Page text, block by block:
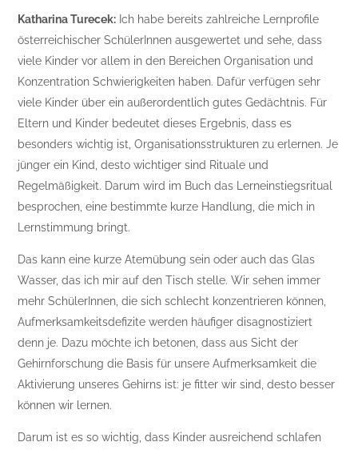
Katharina Turecek: Ich habe bereits zahlreiche Lernprofile
österreichischer SchülerInnen ausgewertet und sehe, dass
viele Kinder vor allem in den Bereichen Organisation und
Konzentration Schwierigkeiten haben. Dafür verfügen sehr
viele Kinder über ein außerordentlich gutes Gedächtnis. Für
Eltern und Kinder bedeutet dieses Ergebnis, dass es
besonders wichtig ist, Organisationsstrukturen zu erlernen. Je
jünger ein Kind, desto wichtiger sind Rituale und
Regelmäßigkeit. Darum wird im Buch das Lerneinstiegsritual
besprochen, eine bestimmte kurze Handlung, die mich in
Lernstimmung bringt.
Das kann eine kurze Atemübung sein oder auch das Glas
Wasser, das ich mir auf den Tisch stelle. Wir sehen immer
mehr SchülerInnen, die sich schlecht konzentrieren können,
Aufmerksamkeitsdefizite werden häufiger disagnostiziert
denn je. Dazu möchte ich betonen, dass aus Sicht der
Gehirnforschung die Basis für unsere Aufmerksamkeit die
Aktivierung unseres Gehirns ist: je fitter wir sind, desto besser
können wir lernen.
Darum ist es so wichtig, dass Kinder ausreichend schlafen